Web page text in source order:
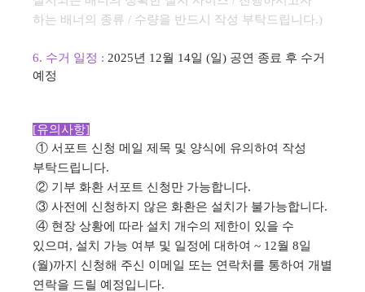
하는 배너의 종류 / 수량을 반드시 작성 부탁드립니다.)
6. 수거 일정 : 2025년 12월 14일 (일) 공연 종료 후 수거
예정
[유의사항]
① 서포트 신청 메일 제목 및 양식에 유의하여 작성
부탁드립니다.
② 기부 화환 서포트 신청만 가능합니다.
③ 사전에 신청하지 않은 화환은 설치가 불가능합니다.
④ 현장 상황에 따라 설치 개수의 제한이 있을 수
있으며, 설치 가능 여부 및 일정에 대하여 ~ 12월 8일
(월)까지 신청해 주신 이메일 또는 연락처를 통하여 개별
연락을 드릴 예정입니다.